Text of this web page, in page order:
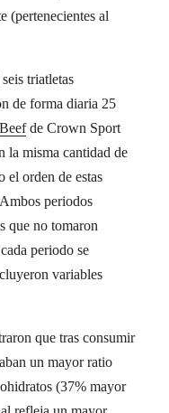
(pertenecientes al
triatletas
de forma diaria 25
de Crown Sport
la misma cantidad de
el orden de estas
periodos
que no tomaron
periodo se
variables
que tras consumir
un mayor ratio
(37% mayor